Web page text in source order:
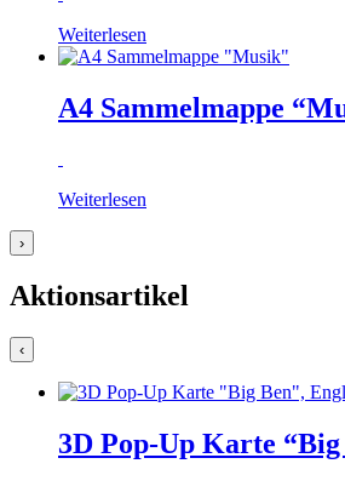
Weiterlesen
A4 Sammelmappe
Weiterlesen
›
Aktionsartikel
‹
3D Pop-Up Karte “Big